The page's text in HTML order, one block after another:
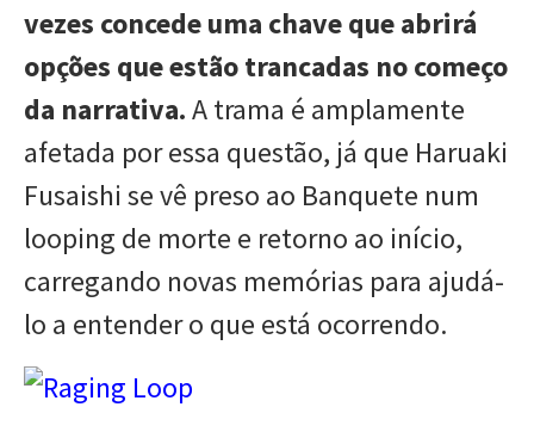
vezes concede uma chave que abrirá
opções que estão trancadas no começo
da narrativa.A trama é amplamente
afetada por essa questão, já que Haruaki
Fusaishi se vê preso ao Banquete num
looping de morte e retorno ao início,
carregando novas memórias para ajudá-
lo a entender o que está ocorrendo.